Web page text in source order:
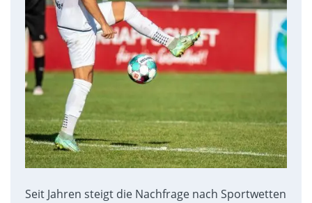
Seit Jahren steigt die Nachfrage nach Sportwetten